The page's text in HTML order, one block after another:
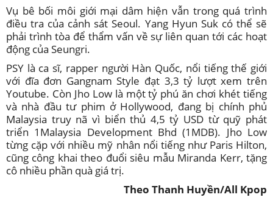
Vụ bê bối môi giới mại dâm hiện vẫn trong quá trình
điều tra của cảnh sát Seoul. Yang Hyun Suk có thể sẽ
phải trình tòa để thẩm vấn về sự liên quan tới các hoạt
động của Seungri.
PSY là ca sĩ, rapper người Hàn Quốc, nổi tiếng thế giới
với đĩa đơn Gangnam Style đạt 3,3 tỷ lượt xem trên
Youtube. Còn Jho Low là một tỷ phú ăn chơi khét tiếng
và nhà đầu tư phim ở Hollywood, đang bị chính phủ
Malaysia truy nã vì biển thủ 4,5 tỷ USD từ quỹ phát
triển 1Malaysia Development Bhd (1MDB). Jho Low
từng cặp với nhiều mỹ nhân nổi tiếng như Paris Hilton,
cũng công khai theo đuổi siêu mẫu Miranda Kerr, tặng
cô nhiều phần quà giá trị.
Theo Thanh Huyền/All Kpop